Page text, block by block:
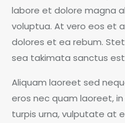
labore et dolore magna
voluptua. At vero eos et
dolores et ea rebum.
sea takimata sanctus
Aliquam laoreet sed
eros nec quam laoreet,
turpis urna, vulputate at